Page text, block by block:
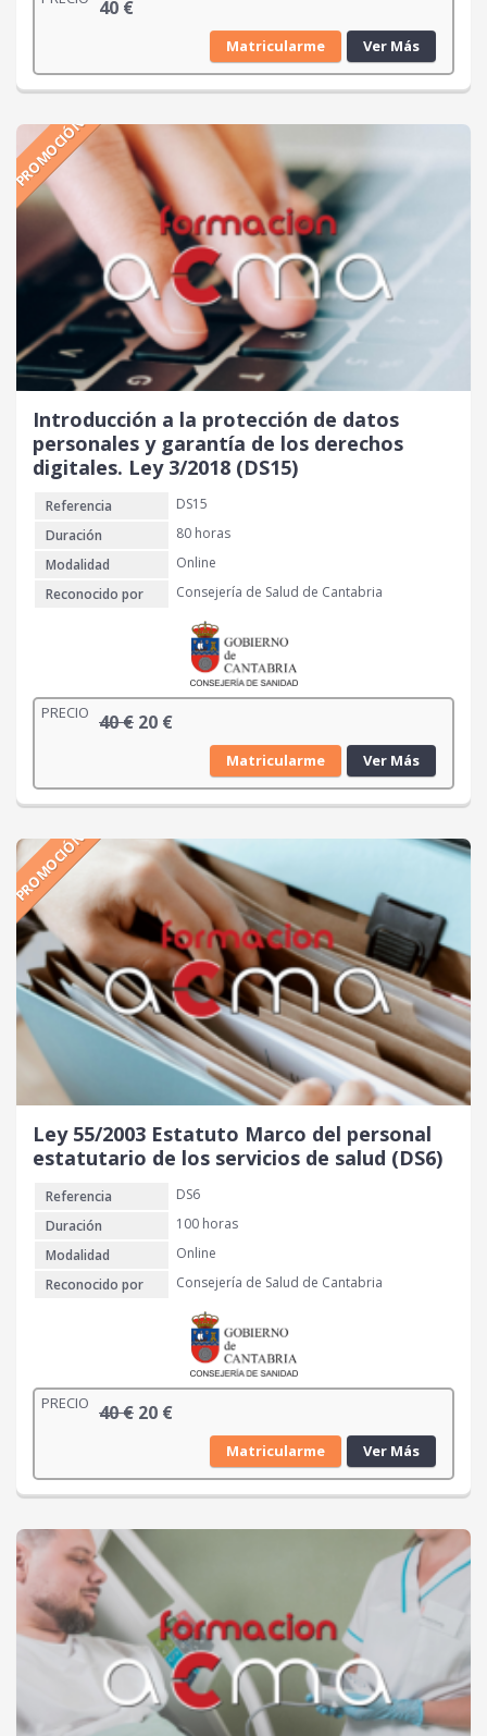
40 €
Matricularme Ver Más
PROMOCIÓN
Introducción a la protección de datos
personales y garantía de los derechos
digitales. Ley 3/2018 (DS15)
Referencia
DS15
Duración
80 horas
Modalidad
Online
Reconocido por
Consejería de Salud de Cantabria
PRECIO 40€ E
r
c
i
o
o
r
i
g
i
n
a
e
r
a
.
20 €E
r
c
o
a
c
t
u
a
l
e
:
2
0
€
Matricularme Ver Más
PROMOCIÓN
Ley 55/2003 Estatuto Marco del personal
estatutario de los servicios de salud (DS6)
Referencia
DS6
Duración
100 horas
Modalidad
Online
Reconocido por
Consejería de Salud de Cantabria
PRECIO 40€ E
r
c
i
o
o
i
g
i
n
20 €E
r
c
o
a
c
t
u
a
l
Matricularme Ver Más